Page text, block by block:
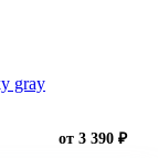
gray
от 3 390 ₽